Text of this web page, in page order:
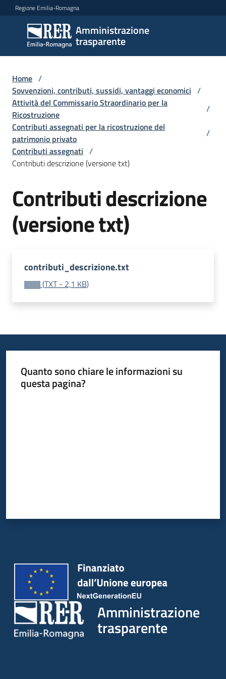
Vai al contenuto
Vai alla navigazione
Vai al footer
Regione Emilia-Romagna
Amministrazione
trasparente
Amministrazione
trasparente
Sottosezioni
Accesso
Home /
Sovvenzioni, contributi, sussidi, vantaggi economici /
Attività del Commissario Straordinario per la
Ricostruzione
/
Contributi assegnati per la ricostruzione del
patrimonio privato
/
Contributi assegnati /
Contributi descrizione (versione txt)
Contributi descrizione
(versione txt)
contributi_descrizione.txt
(TXT- 2,1 KB)
Quanto sono chiare le informazioni su
questa pagina?
Amministrazione
trasparente